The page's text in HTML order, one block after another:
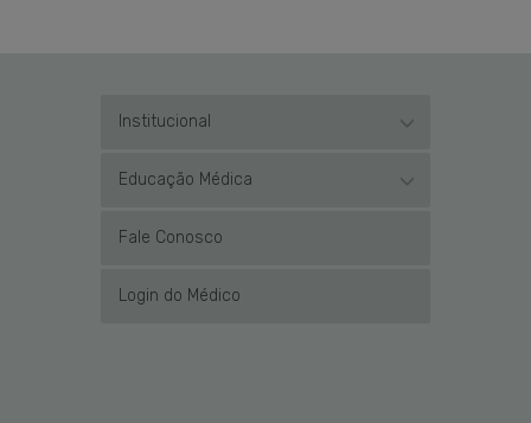
Institucional
Educação Médica
Fale Conosco
Login do Médico